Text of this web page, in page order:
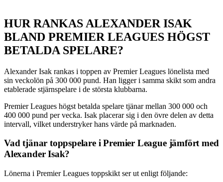
HUR RANKAS ALEXANDER ISAK
BLAND PREMIER LEAGUES HÖGST
BETALDA SPELARE?
Alexander Isak rankas i toppen av Premier Leagues lönelista med
sin veckolön på 300 000 pund. Han ligger i samma skikt som andra
etablerade stjärnspelare i de största klubbarna.
Premier Leagues högst betalda spelare tjänar mellan 300 000 och
400 000 pund per vecka. Isak placerar sig i den övre delen av detta
intervall, vilket understryker hans värde på marknaden.
Vad tjänar toppspelare i Premier League jämfört med
Alexander Isak?
Lönerna i Premier Leagues toppskikt ser ut enligt följande: